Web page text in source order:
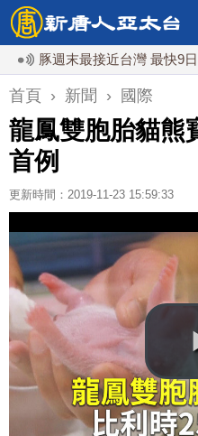
週末最接近台灣 最快9日可能
首頁 › 新聞 › 國際
龍鳳雙胞胎貓熊
首例
更新時間：2019-11-23 15:59:33